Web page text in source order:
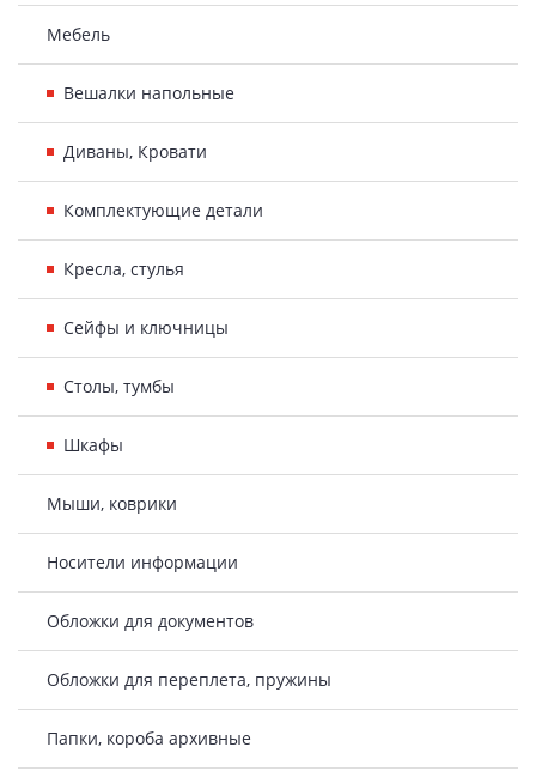
Мебель
Вешалки напольные
Диваны, Кровати
Комплектующие детали
Кресла, стулья
Сейфы и ключницы
Столы, тумбы
Шкафы
Мыши, коврики
Носители информации
Обложки для документов
Обложки для переплета, пружины
Папки, короба архивные